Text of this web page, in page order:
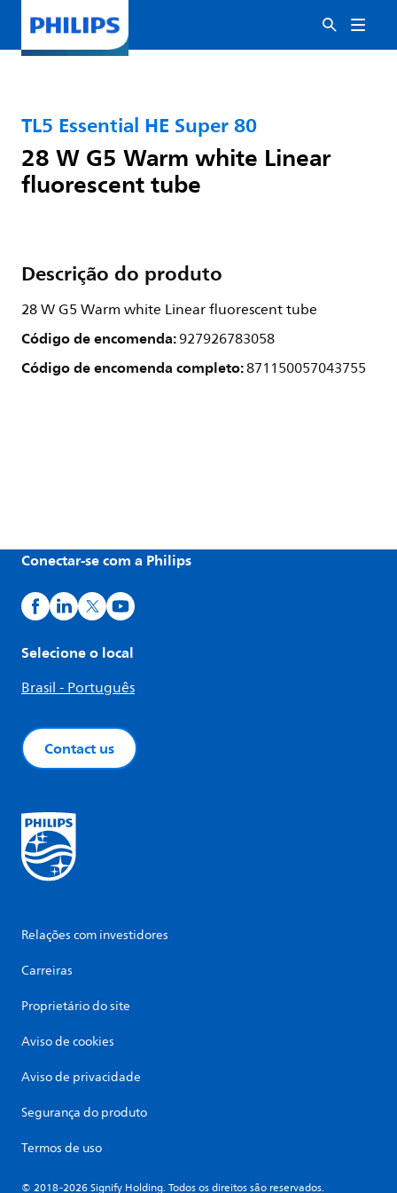
TL5 Essential HE Super 80
28 W G5 Warm white Linear
fluorescent tube
Descrição do produto
28 W G5 Warm white Linear fluorescent tube
Código de encomenda:927926783058
Código de encomenda completo:871150057043755
Conectar-se com a Philips
Selecione o local
Brasil - Português
Contact us
Relações com investidores
Carreiras
Proprietário do site
Aviso de cookies
Aviso de privacidade
Segurança do produto
Termos de uso
© 2018-2026 Signify Holding. Todos os direitos são reservados.